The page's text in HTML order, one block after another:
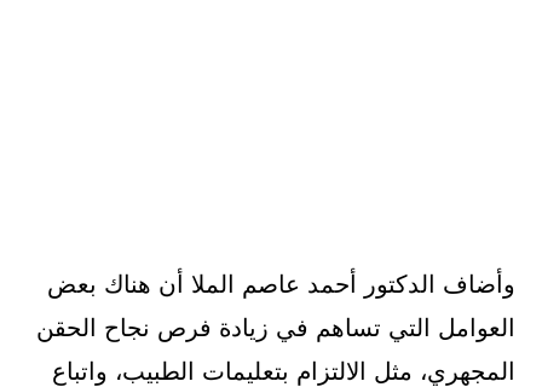
وأضاف الدكتور أحمد عاصم الملا أن هناك بعض
العوامل التي تساهم في زيادة فرص نجاح الحقن
المجهري، مثل الالتزام بتعليمات الطبيب، واتباع